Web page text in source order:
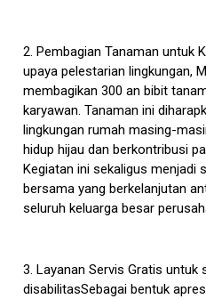
2. Pembagian Tanaman untuk
upaya pelestarian lingkungan,
membagikan 300 an bibit
karyawan. Tanaman ini
lingkungan rumah masing-
hidup hijau dan berkontribusi
Kegiatan ini sekaligus menjadi
bersama yang berkelanjutan
seluruh keluarga besar
3. Layanan Servis Gratis
disabilitasSebagai bentuk